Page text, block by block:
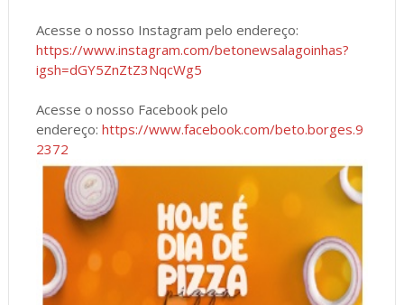
Acesse o nosso Instagram pelo endereço:
https://www.instagram.com/betonewsalagoinhas?
igsh=dGY5ZnZtZ3NqcWg5
Acesse o nosso Facebook pelo
endereço: https://www.facebook.com/beto.borges.9
2372